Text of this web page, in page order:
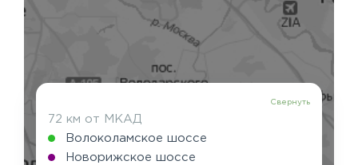
Свернуть
72 км от МКАД
Волоколамское шоссе
Новорижское шоссе